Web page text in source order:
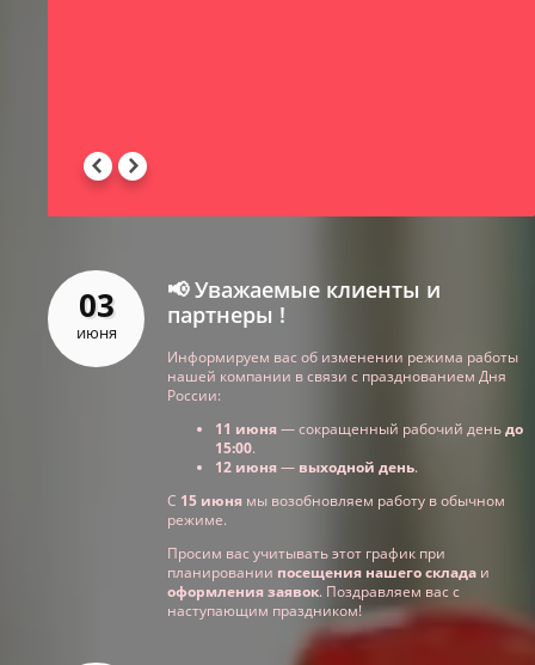
03
июня
📢 Уважаемые клиенты и
партнеры !
Информируем вас об изменении режима работы
нашей компании в связи с празднованием Дня
России:
11 июня— сокращенный рабочий деньдо
15:00.
12 июня— выходной день.
С 15 июня мы возобновляем работу в обычном
режиме.
Просим вас учитывать этот график при
планировании посещения нашего склада и
оформления заявок. Поздравляем вас с
наступающим праздником!